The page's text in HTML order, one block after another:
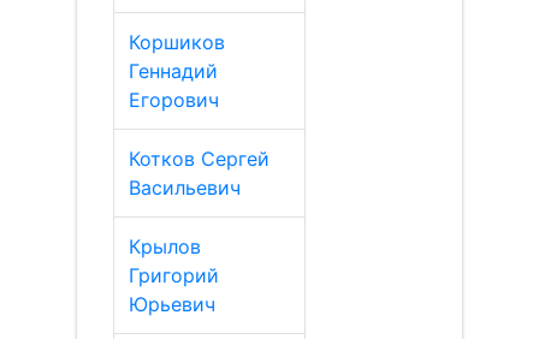
Коршиков
Геннадий
Егорович
Котков Сергей
Васильевич
Крылов
Григорий
Юрьевич